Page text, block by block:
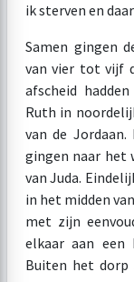
ik sterven en
Samen gingen
van vier tot vijf
afscheid
Ruth in
van de
gingen naar het
van Juda.
in het midden
met zijn
elkaar aan een
Buiten het dorp